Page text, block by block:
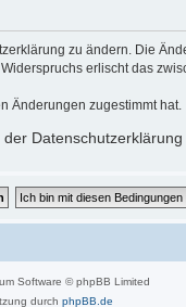
zu ändern. Die
erlischt das
Änderungen zugestimmt hat.
Software © phpBB Limited
durch phpBB.de